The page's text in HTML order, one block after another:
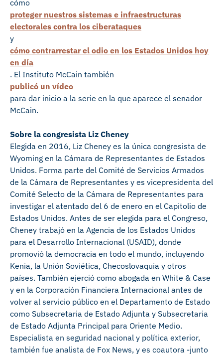
cómo
proteger nuestros sistemas e infraestructuras
electorales contra los ciberataques
y
cómo contrarrestar el odio en los Estados Unidos hoy
en día
. El Instituto McCain también
publicó un vídeo
para dar inicio a la serie en la que aparece el senador
McCain.
Sobre la congresista Liz Cheney
Elegida en 2016, Liz Cheney es la única congresista de
Wyoming en la Cámara de Representantes de Estados
Unidos. Forma parte del Comité de Servicios Armados
de la Cámara de Representantes y es vicepresidenta del
Comité Selecto de la Cámara de Representantes para
investigar el atentado del 6 de enero en el Capitolio de
Estados Unidos. Antes de ser elegida para el Congreso,
Cheney trabajó en la Agencia de los Estados Unidos
para el Desarrollo Internacional (USAID), donde
promovió la democracia en todo el mundo, incluyendo
Kenia, la Unión Soviética, Checoslovaquia y otros
países. También ejerció como abogada en White & Case
y en la Corporación Financiera Internacional antes de
volver al servicio público en el Departamento de Estado
como Subsecretaria de Estado Adjunta y Subsecretaria
de Estado Adjunta Principal para Oriente Medio.
Especialista en seguridad nacional y política exterior,
también fue analista de Fox News, y es coautora -junto